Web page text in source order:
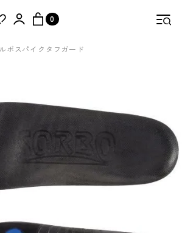
0
ボスパイクタフガード